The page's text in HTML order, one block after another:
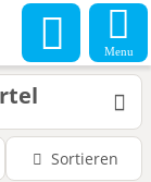
Menu
Sortieren